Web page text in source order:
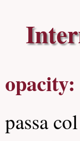
opacity:
passa